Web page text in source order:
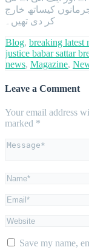
کیساتھ خارج
کر دی تھیں۔
Blog, breaking latest
justice babar sattar
news, Magazine,
Leave a Comment
Your email address
marked *
Save my name,